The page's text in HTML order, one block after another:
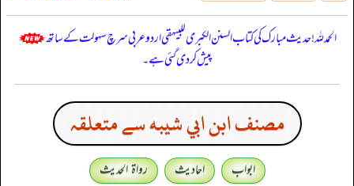
الحمدللہ! حدیث مبارک کی کتاب السنن الكبرى للبيهقي اردو عربی سرچ سہولت کے ساتھ
پیش کر دی گئی ہے۔
مصنف ابن ابي شيبه سے متعلقہ
ابواب احادیث
رواۃ الحدیث